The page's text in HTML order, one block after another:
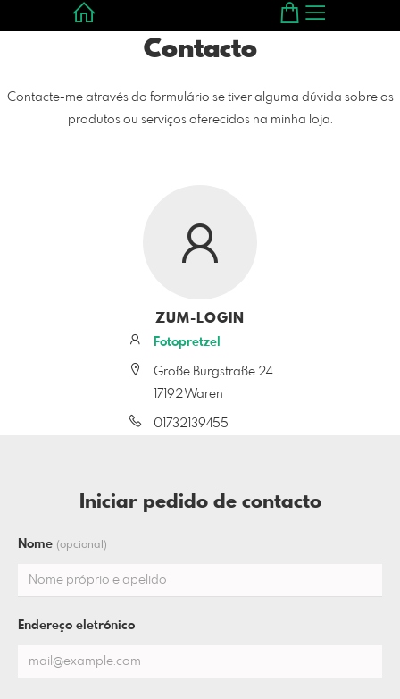
Contacto
Contacte-me através do formulário se tiver alguma dúvida sobre os
produtos ou serviços oferecidos na minha loja.
ZUM-LOGIN
Fotopretzel
Große Burgstraße 24
17192 Waren
01732139455
Iniciar pedido de contacto
Nome (opcional)
Endereço eletrónico